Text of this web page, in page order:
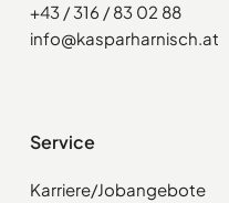
+43 / 316 / 83 02 88
info@kasparharnisch.at
Service
Karriere/Jobangebote